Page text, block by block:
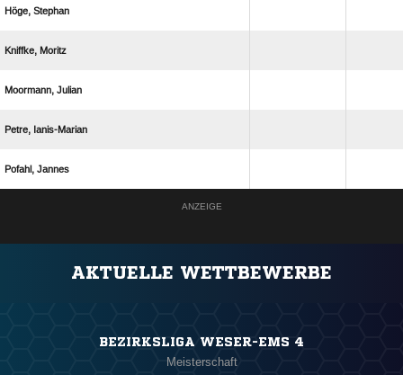
 
 
 
 
 
ANZEIGE
AKTUELLE WETTBEWERBE
BEZIRKSLIGA WESER-EMS 4
Meisterschaft